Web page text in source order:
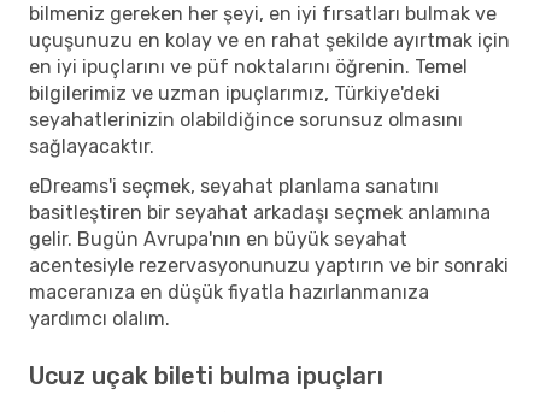
bilmeniz gereken her şeyi, en iyi fırsatları bulmak ve
uçuşunuzu en kolay ve en rahat şekilde ayırtmak için
en iyi ipuçlarını ve püf noktalarını öğrenin. Temel
bilgilerimiz ve uzman ipuçlarımız, Türkiye'deki
seyahatlerinizin olabildiğince sorunsuz olmasını
sağlayacaktır.
eDreams'i seçmek, seyahat planlama sanatını
basitleştiren bir seyahat arkadaşı seçmek anlamına
gelir. Bugün Avrupa'nın en büyük seyahat
acentesiyle rezervasyonunuzu yaptırın ve bir sonraki
maceranıza en düşük fiyatla hazırlanmanıza
yardımcı olalım.
Ucuz uçak bileti bulma ipuçları